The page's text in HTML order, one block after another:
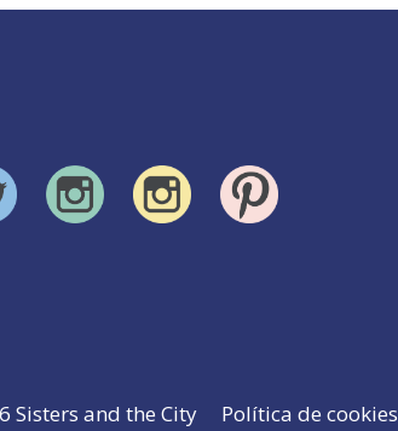
Sisters and the City Política de cookies